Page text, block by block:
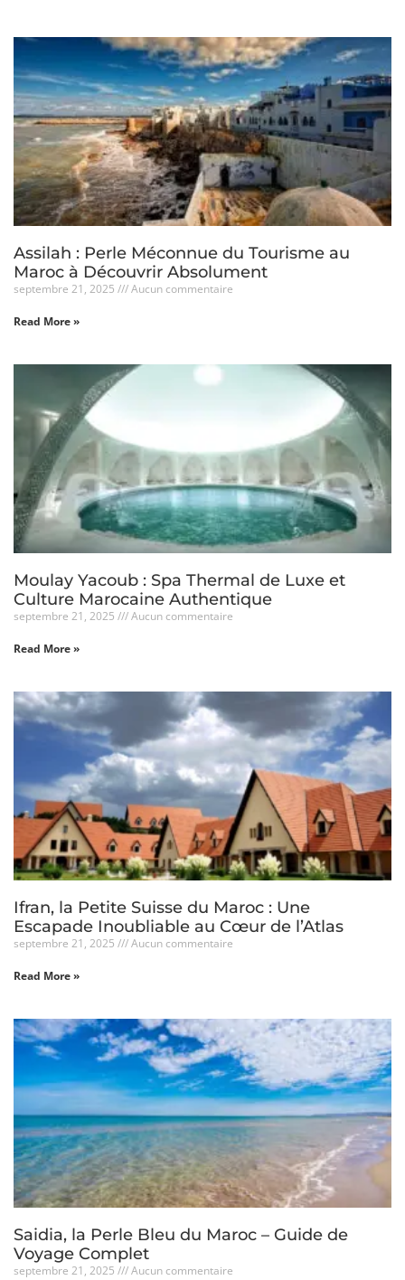
Assilah : Perle Méconnue du Tourisme au
Maroc à Découvrir Absolument
septembre 21, 2025 Aucun commentaire
Read More »
Moulay Yacoub : Spa Thermal de Luxe et
Culture Marocaine Authentique
septembre 21, 2025 Aucun commentaire
Read More »
Ifran, la Petite Suisse du Maroc : Une
Escapade Inoubliable au Cœur de l’Atlas
septembre 21, 2025 Aucun commentaire
Read More »
Saidia, la Perle Bleu du Maroc – Guide de
Voyage Complet
septembre 21, 2025 Aucun commentaire